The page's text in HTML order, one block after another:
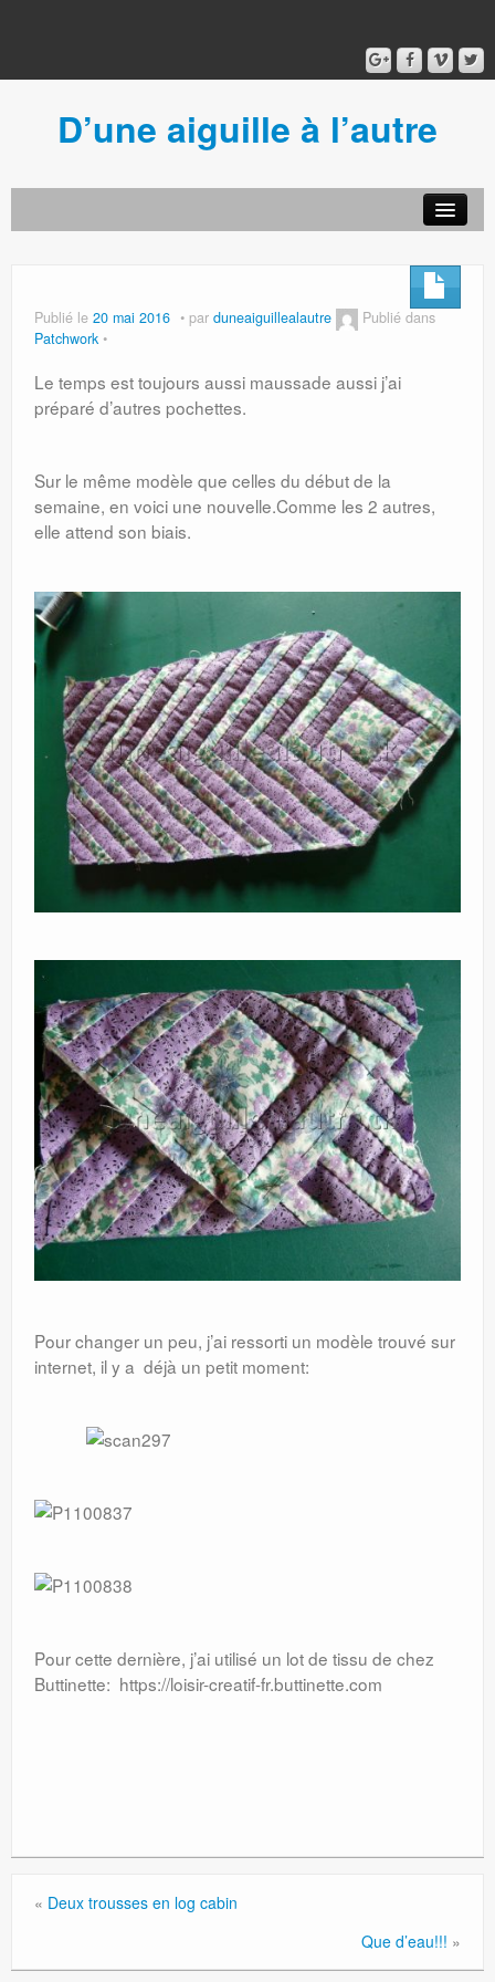
D’une aiguille à l’autre
Publié le 20 mai 2016 par duneaiguillealautre
Publié dans
Patchwork
Le temps est toujours aussi maussade aussi j’ai
préparé d’autres pochettes.
Sur le même modèle que celles du début de la
semaine, en voici une nouvelle.Comme les 2 autres,
elle attend son biais.
Pour changer un peu, j’ai ressorti un modèle trouvé sur
internet, il y a déjà un petit moment:
Pour cette dernière, j’ai utilisé un lot de tissu de chez
Buttinette: https://loisir-creatif-fr.buttinette.com
« Deux trousses en log cabin
Que d’eau!!! »